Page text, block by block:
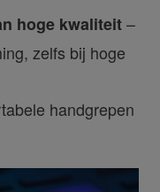
hoge kwaliteit–
zelfs bij hoge
handgrepen